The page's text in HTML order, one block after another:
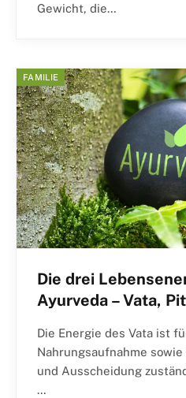
Gewicht, die…
FAMILIE
Die drei
Ayurveda – Vata,
Die Energie des Vata ist
Nahrungsaufnahme
und Ausscheidung
…